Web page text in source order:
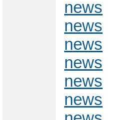
news
news
news
news
news
news